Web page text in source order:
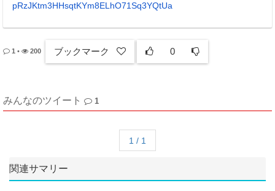
pRzJKtm3HHsqtKYm8ELhO71Sq3YQtUa
1 • 200 ブックマーク 0
みんなのツイート 1
1 / 1
関連サマリー